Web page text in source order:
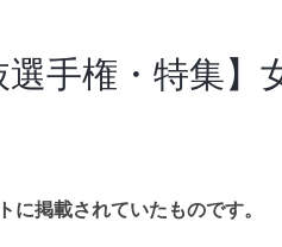
選手権・特集】
掲載されていたものです。